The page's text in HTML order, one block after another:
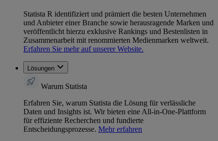
Statista R identifiziert und prämiert die besten Unternehmen
und Anbieter einer Branche sowie herausragende Marken und
veröffentlicht hierzu exklusive Rankings und Bestenlisten in
Zusammenarbeit mit renommierten Medienmarken weltweit.
Erfahren Sie mehr auf unserer Website.
Lösungen
Warum Statista
Erfahren Sie, warum Statista die Lösung für verlässliche
Daten und Insights ist. Wir bieten eine All-in-One-Plattform
für effiziente Recherchen und fundierte
Entscheidungsprozesse. Mehr erfahren